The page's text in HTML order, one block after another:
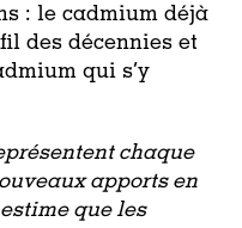
: le cadmium déjà
des décennies et
qui s’y
chaque
apports en
que les